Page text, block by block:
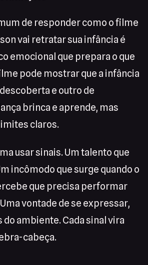
de responder como o filme
vai retratar sua infância é
emocional que prepara o que
pode mostrar que a infância
e outro de
brinca e aprende, mas
claros.
usar sinais. Um talento que
incômodo que surge quando o
que precisa performar
vontade de se expressar,
do ambiente. Cada sinal vira
cabeça.